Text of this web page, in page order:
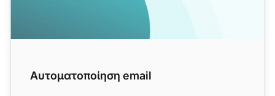
Αυτοματοποίηση email